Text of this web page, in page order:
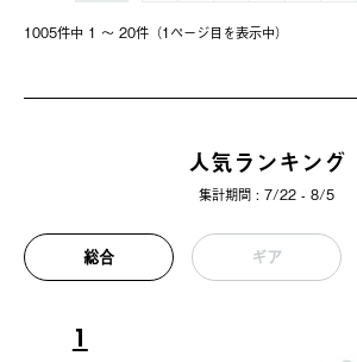
1005件中 1 〜 20件（1ページ⽬を表⽰中）
人気ランキング
集計期間 : 7/22 - 8/5
総合 ギア
1